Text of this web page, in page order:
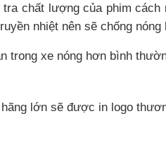
chất lượng của phim
nhiệt nên sẽ chống nóng
trong xe nóng hơn bình
lớn sẽ được in logo